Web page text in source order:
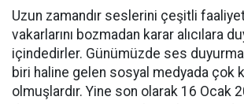
Uzun zamandır seslerini çeşitli
vakarlarını bozmadan karar alıcılara
içindedirler. Günümüzde ses
biri haline gelen sosyal medyada çok
olmuşlardır. Yine son olarak 16 Ocak